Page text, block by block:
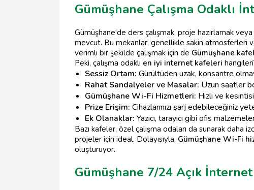
Gümüşhane Çalışma Odaklı
Gümüşhane'de ders çalışmak, proje hazırlamak
mevcut. Bu mekanlar, genellikle sakin atmosferleri
verimli bir şekilde çalışmak için de Gümüşhane
Peki, çalışma odaklı en iyi internet kafeleri
Sessiz Ortam: Gürültüden uzak, konsantre
Rahat Sandalyeler ve Masalar: Uzun saatler
Gümüşhane Wi-Fi Hizmetleri: Hızlı ve
Prize Erişim: Cihazlarınızı şarj edebileceğiniz
Ek Olanaklar: Yazıcı, tarayıcı gibi ofis
Bazı kafeler, özel çalışma odaları da sunarak daha
projeler için ideal. Dolayısıyla, Gümüşhane Wi-Fi
oluşturuyor.
Gümüşhane 7/24 Açık